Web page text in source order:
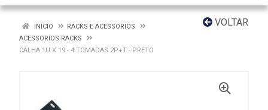
VOLTAR
INÍCIO
RACKS E ACESSORIOS
ACESSORIOS RACKS
CALHA 1U X 19 - 4 TOMADAS 2P+T - PRETO